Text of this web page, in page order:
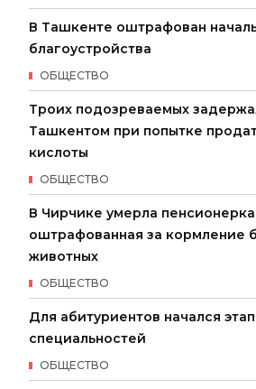
В Ташкенте оштрафован
благоустройства
ОБЩЕСТВО
Троих подозреваемых
Ташкентом при попытке
кислоты
ОБЩЕСТВО
В Чирчике умерла
оштрафованная за кормление
животных
ОБЩЕСТВО
Для абитуриентов начался
специальностей
ОБЩЕСТВО